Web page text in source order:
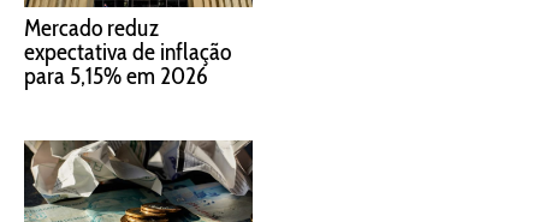
Mercado reduz
expectativa de inflação
para 5,15% em 2026